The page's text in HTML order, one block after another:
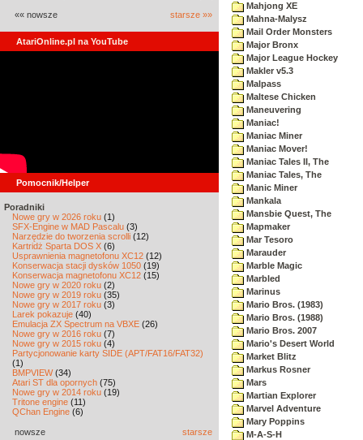
«« nowsze starsze »»
AtariOnline.pl na YouTube
Pomocnik/Helper
Poradniki
Nowe gry w 2026 roku (1)
SFX-Engine w MAD Pascalu (3)
Narzędzie do tworzenia scrolli (12)
Kartridż Sparta DOS X (6)
Usprawnienia magnetofonu XC12 (12)
Konserwacja stacji dysków 1050 (19)
Konserwacja magnetofonu XC12 (15)
Nowe gry w 2020 roku (2)
Nowe gry w 2019 roku (35)
Nowe gry w 2017 roku (3)
Larek pokazuje (40)
Emulacja ZX Spectrum na VBXE (26)
Nowe gry w 2016 roku (7)
Nowe gry w 2015 roku (4)
Partycjonowanie karty SIDE (APT/FAT16/FAT32)
(1)
BMPVIEW(34)
Atari ST dla opornych (75)
Nowe gry w 2014 roku (19)
Tritone engine (11)
QChan Engine (6)
nowsze starsze
Mahjong XE
Mahna-Malysz
Mail Order Monsters
Major Bronx
Major League Hockey
Makler v5.3
Malpass
Maltese Chicken
Maneuvering
Maniac!
Maniac Miner
Maniac Mover!
Maniac Tales II, The
Maniac Tales, The
Manic Miner
Mankala
Mansbie Quest, The
Mapmaker
Mar Tesoro
Marauder
Marble Magic
Marbled
Marinus
Mario Bros. (1983)
Mario Bros. (1988)
Mario Bros. 2007
Mario's Desert World
Market Blitz
Markus Rosner
Mars
Martian Explorer
Marvel Adventure
Mary Poppins
M-A-S-H